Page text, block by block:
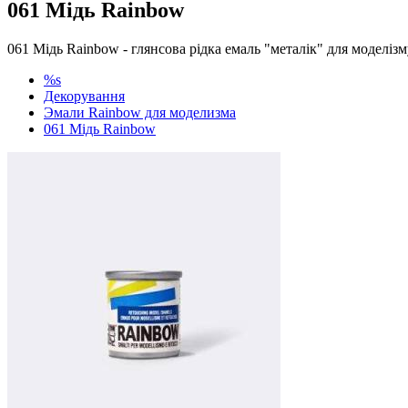
061 Мідь Rainbow
061 Мідь Rainbow - глянсова рідка емаль "металік" для
%s
Декорування
Эмали Rainbow для моделизма
061 Мідь Rainbow